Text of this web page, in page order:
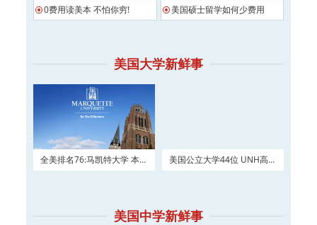
0费用读美本 不怕你穷! 美国硕士留学如何少费用
美国大学新鲜事
全美排名76:马凯特大学 本科
美国公立大学44位 UNH高三
美国中学新鲜事